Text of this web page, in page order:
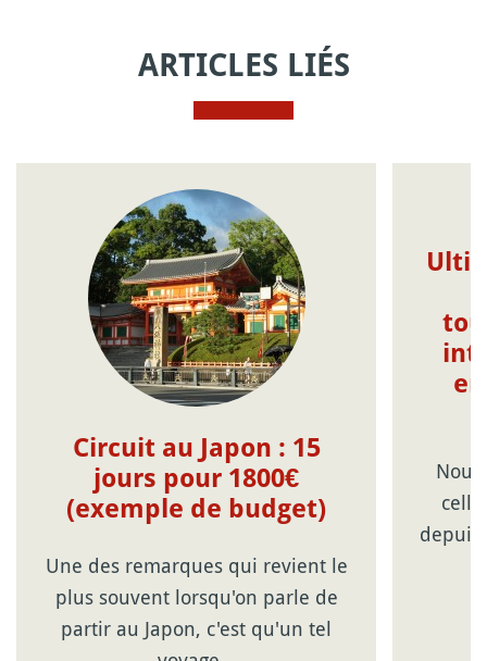
ARTICLES LIÉS
Circuit au Japon : 15
jours pour 1800€
(exemple de budget)
Une des remarques qui revient le
plus souvent lorsqu'on parle de
partir au Japon, c'est qu'un tel
depuis